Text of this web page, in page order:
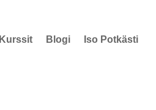
Kurssit Blogi Iso Potkästi